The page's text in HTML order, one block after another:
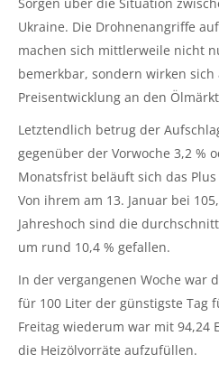
Ukraine. Die Drohnenangriffe
machen sich mittlerweile nicht
bemerkbar, sondern wirken sich
Preisentwicklung an den
Letztendlich betrug der
gegenüber der Vorwoche 3,2 %
Monatsfrist beläuft sich das
Von ihrem am 13. Januar bei
Jahreshoch sind die
um rund 10,4 % gefallen.
In der vergangenen Woche war
für 100 Liter der günstigste Tag
Freitag wiederum war mit 94,24
die Heizölvorräte aufzufüllen.